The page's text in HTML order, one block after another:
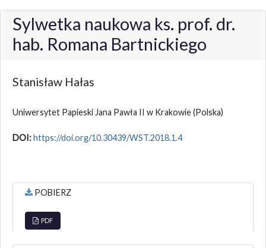
Sylwetka naukowa ks. prof. dr.
hab. Romana Bartnickiego
Stanisław Hałas
Uniwersytet Papieski Jana Pawła II w Krakowie(Polska)
DOI:https://doi.org/10.30439/WST.2018.1.4
POBIERZ
PDF